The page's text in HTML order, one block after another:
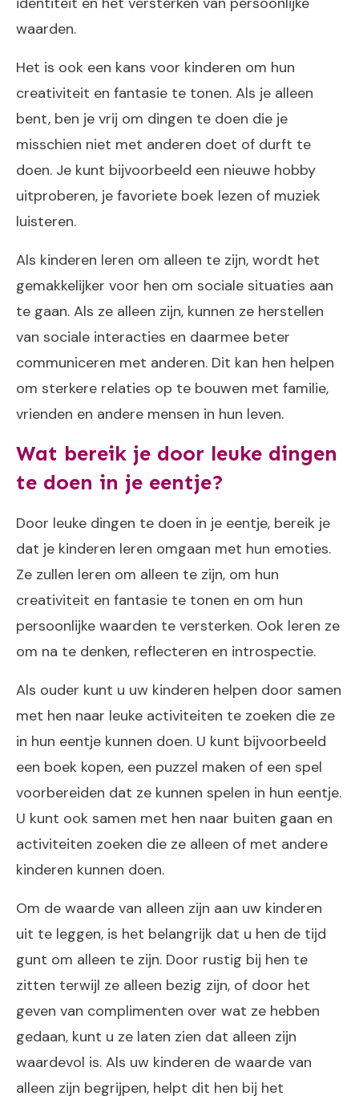
waarden.
Het is ook een kans voor kinderen om hun
creativiteit en fantasie te tonen. Als je alleen
bent, ben je vrij om dingen te doen die je
misschien niet met anderen doet of durft te
doen. Je kunt bijvoorbeeld een nieuwe hobby
uitproberen, je favoriete boek lezen of muziek
luisteren.
Als kinderen leren om alleen te zijn, wordt het
gemakkelijker voor hen om sociale situaties aan
te gaan. Als ze alleen zijn, kunnen ze herstellen
van sociale interacties en daarmee beter
communiceren met anderen. Dit kan hen helpen
om sterkere relaties op te bouwen met familie,
vrienden en andere mensen in hun leven.
Wat bereik je door leuke dingen
te doen in je eentje?
Door leuke dingen te doen in je eentje, bereik je
dat je kinderen leren omgaan met hun emoties.
Ze zullen leren om alleen te zijn, om hun
creativiteit en fantasie te tonen en om hun
persoonlijke waarden te versterken. Ook leren ze
om na te denken, reflecteren en introspectie.
Als ouder kunt u uw kinderen helpen door samen
met hen naar leuke activiteiten te zoeken die ze
in hun eentje kunnen doen. U kunt bijvoorbeeld
een boek kopen, een puzzel maken of een spel
voorbereiden dat ze kunnen spelen in hun eentje.
U kunt ook samen met hen naar buiten gaan en
activiteiten zoeken die ze alleen of met andere
kinderen kunnen doen.
Om de waarde van alleen zijn aan uw kinderen
uit te leggen, is het belangrijk dat u hen de tijd
gunt om alleen te zijn. Door rustig bij hen te
zitten terwijl ze alleen bezig zijn, of door het
geven van complimenten over wat ze hebben
gedaan, kunt u ze laten zien dat alleen zijn
waardevol is. Als uw kinderen de waarde van
alleen zijn begrijpen, helpt dit hen bij het